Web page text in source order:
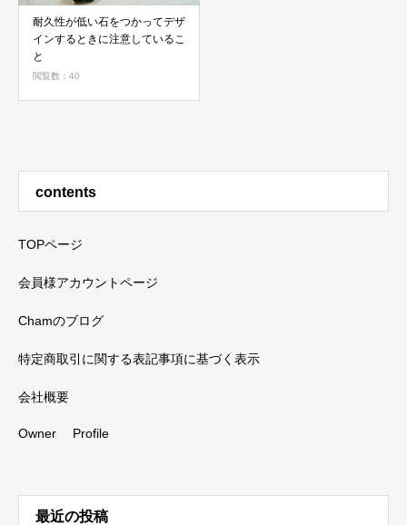
耐久性が低い石をつかってデザ
インするときに注意しているこ
と
閲覧数：40
contents
TOPページ
会員様アカウントページ
Chamのブログ
特定商取引に関する表記事項に基づく表示
会社概要
Owner Profile
最近の投稿